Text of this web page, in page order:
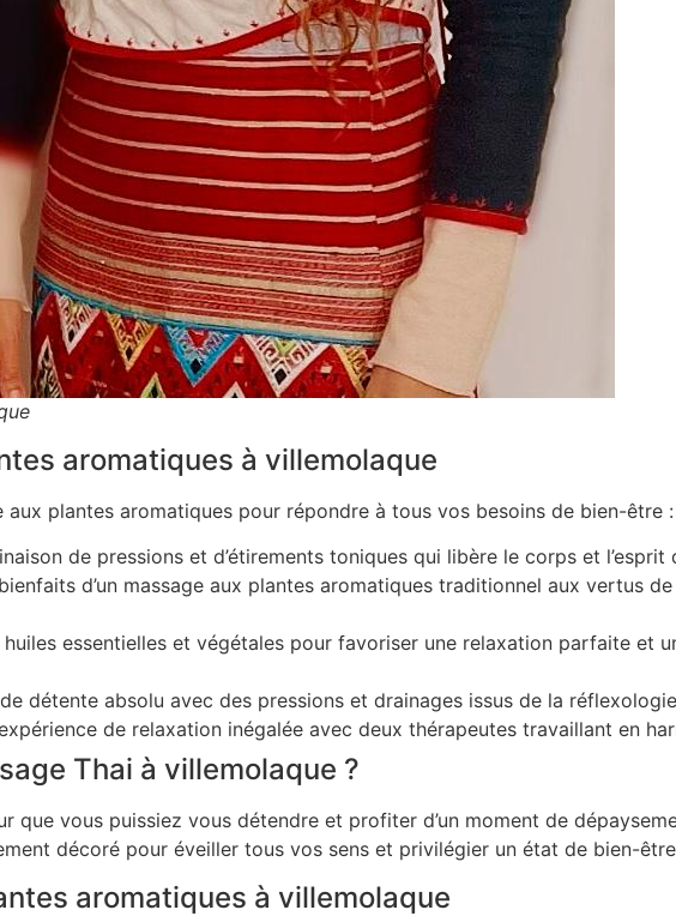
aromatiques à villemolaque
plantes aromatiques pour répondre à tous vos besoins de bien-être :
de pressions et d’étirements toniques qui libère le corps et l’esprit
d’un massage aux plantes aromatiques traditionnel aux vertus
huiles essentielles et végétales pour favoriser une relaxation parfaite et
détente absolu avec des pressions et drainages issus de la
de relaxation inégalée avec deux thérapeutes travaillant en
Thai à villemolaque ?
que vous puissiez vous détendre et profiter d’un moment de
décoré pour éveiller tous vos sens et privilégier un état de bien-
aromatiques à villemolaque